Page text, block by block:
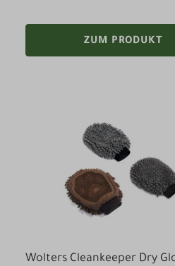
ZUM PRODUKT
Wolters Cleankeeper Dry